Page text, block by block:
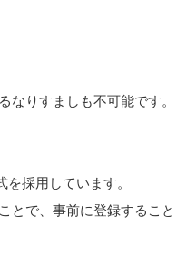
なりすましも不可能です。
採用しています。
とで、事前に登録すること